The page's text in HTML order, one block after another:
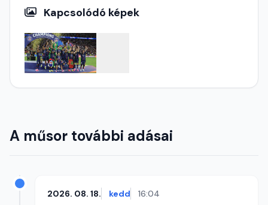
Kapcsolódó képek
A műsor további adásai
2026. 08. 18. kedd 16:04